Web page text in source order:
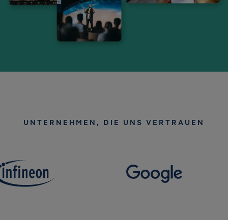
UNTERNEHMEN, DIE UNS VERTRAUEN